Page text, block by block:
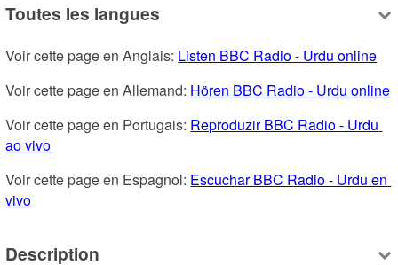
Toutes les langues
Voir cette page en Anglais: Listen BBC Radio - Urdu online
Voir cette page en Allemand: Hören BBC Radio - Urdu online
Voir cette page en Portugais: Reproduzir BBC Radio - Urdu
ao vivo
Voir cette page en Espagnol: Escuchar BBC Radio - Urdu en
vivo
Description